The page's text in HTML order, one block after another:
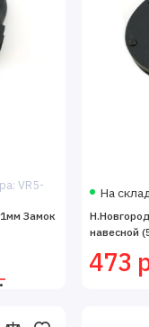
VR5-
Замок
На
навесной
473